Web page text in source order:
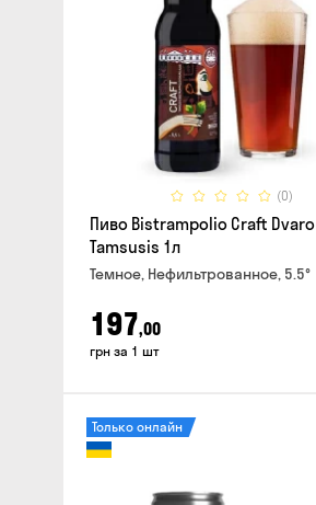
(0)
Пиво Bistrampolio Craft Dvaro
Tamsusis 1л
Темное, Нефильтрованное, 5.5°
197,00
грн за 1 шт
Только онлайн